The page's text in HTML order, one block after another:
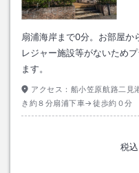
扇浦海岸まで0分。お部屋か
レジャー施設等がないため
ます。
アクセス： 船小笠原航路二見
き約８分扇浦下車→徒歩約０分
税込